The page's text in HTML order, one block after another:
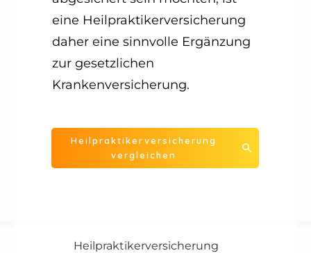
eine Heilpraktikerversicherung
daher eine sinnvolle Ergänzung
zur gesetzlichen
Krankenversicherung.
Heilpraktikerversicherung
vergleichen